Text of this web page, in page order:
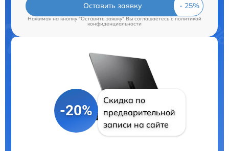
Оставить заявку
Нажимая на кнопку "Оставить заявку" Вы соглашаетесь cполитикой
конфиденциальности
-20%
Скидка по
предварительной
записи на сайте